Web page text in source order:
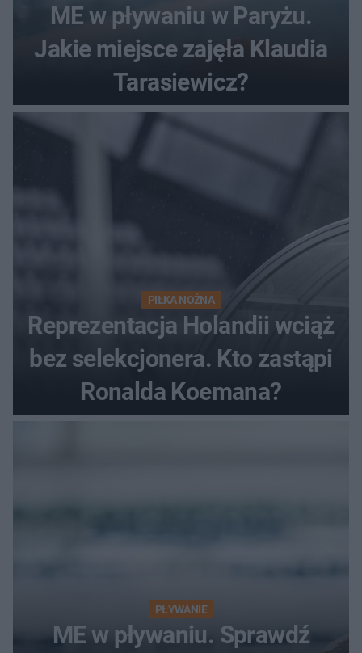
ME w pływaniu w Paryżu.
Jakie miejsce zajęła Klaudia
Tarasiewicz?
PIŁKA NOŻNA
Reprezentacja Holandii wciąż
bez selekcjonera. Kto zastąpi
Ronalda Koemana?
PŁYWANIE
ME w pływaniu. Sprawdź